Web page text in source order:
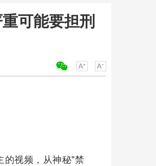
可能要担刑
的视频，从神秘"禁